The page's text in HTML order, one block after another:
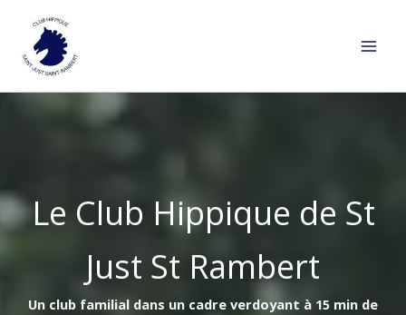
contenu
Le Club Hippique de St
Just St Rambert
Un club familial dans un cadre verdoyant à 15 min de